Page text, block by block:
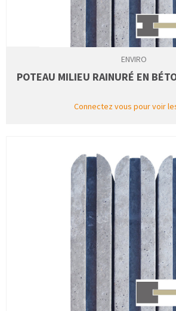
ENVIRO
POTEAU MILIEU RAINURÉ EN
Connectez vous pour voir